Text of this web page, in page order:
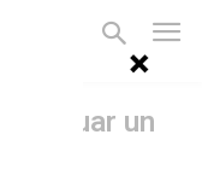
un